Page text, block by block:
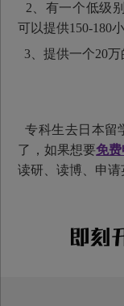
2、有一个低级
可以提供150-180
3、提供一个20万
专科生去日本留
了，如果想要免
读研、读博、申